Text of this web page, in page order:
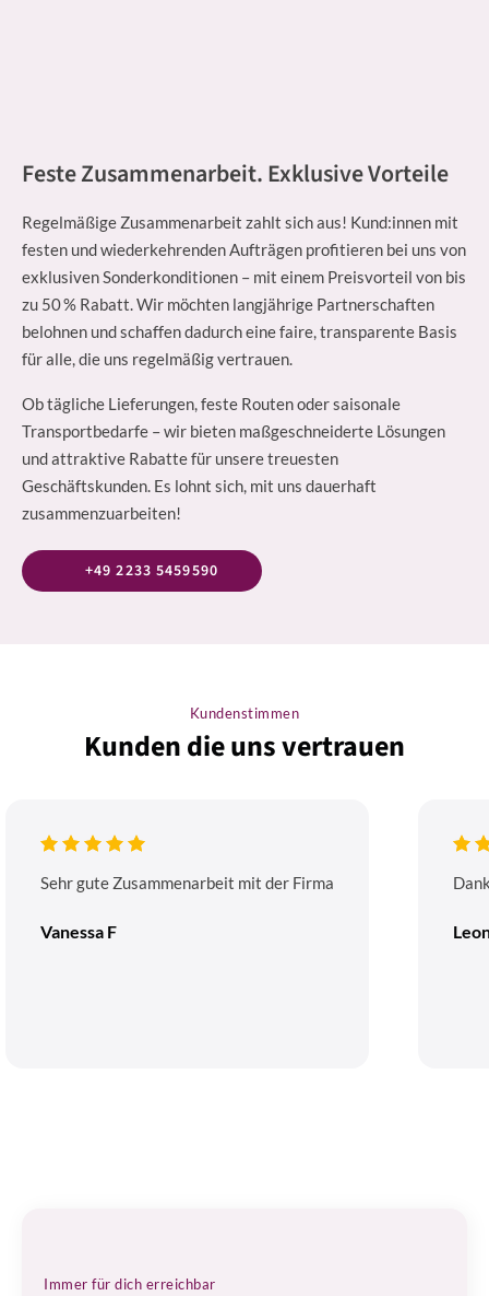
Feste Zusammenarbeit. Exklusive Vorteile
Regelmäßige Zusammenarbeit zahlt sich aus! Kund:innen mit
festen und wiederkehrenden Aufträgen profitieren bei uns von
exklusiven Sonderkonditionen – mit einem Preisvorteil von bis
zu 50 % Rabatt. Wir möchten langjährige Partnerschaften
belohnen und schaffen dadurch eine faire, transparente Basis
für alle, die uns regelmäßig vertrauen.
Ob tägliche Lieferungen, feste Routen oder saisonale
Transportbedarfe – wir bieten maßgeschneiderte Lösungen
und attraktive Rabatte für unsere treuesten
Geschäftskunden. Es lohnt sich, mit uns dauerhaft
zusammenzuarbeiten!
+49 2233 5459590
Kundenstimmen
Kunden die uns vertrauen
Sehr gute Zusammenarbeit mit der Firma
Vanessa F
Immer für dich erreichbar